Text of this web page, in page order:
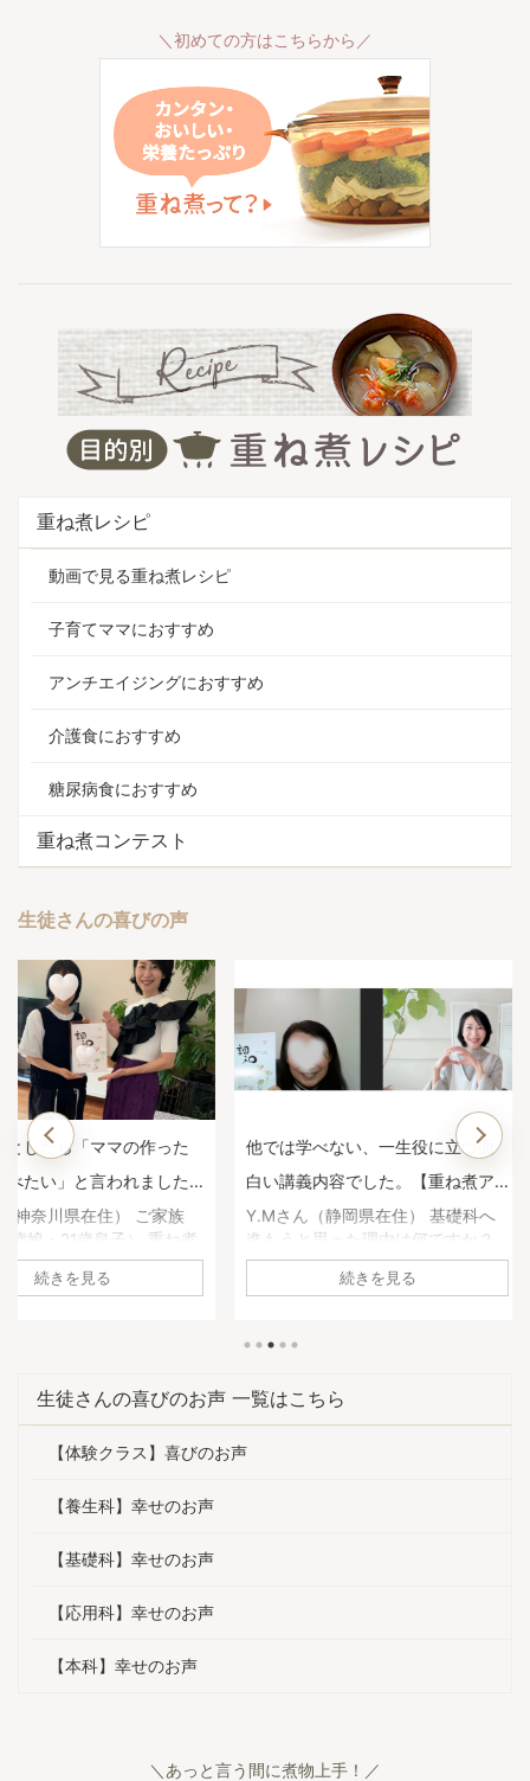
＼初めての方はこちらから／
重ね煮レシピ
動画で見る重ね煮レシピ
子育てママにおすすめ
アンチエイジングにおすすめ
介護食におすすめ
糖尿病食におすすめ
重ね煮コンテスト
生徒さんの喜びの声
の作った
れました
科生徒さ
ご家族
） 重ね煮
に悩んで
不明の胃
レステロ
・気持ち
ました。
らしでも
死ぬとし
と聞いた
他では学べない、一生役に立つ面
白い講義内容でした。【重ね煮ア
カデミー基礎科生徒さんのお声】
Y.Mさん（静岡県在住） 基礎科へ
進もうと思った理由は何ですか？
養生科がとても面白かったので、
続けようと思いました。1年を通し
や油について、深く学べたこと。
手当について。 どれも大切な知恵
ですが、他で学ぶことは出来ませ
でした。 ご家庭やご自身にどんな
なると、以前の状態を忘れてしま
いますね。 1年前は顔が丸くて浮腫
子どもの鼻
いた1年前
煮アカデミ
高瀬恵子さ
科へ進もう
か？ 養生
ていること
生徒さんの喜びのお声 一覧はこちら
【体験クラス】喜びのお声
【養生科】幸せのお声
【基礎科】幸せのお声
【応用科】幸せのお声
【本科】幸せのお声
＼あっと言う間に煮物上手！／